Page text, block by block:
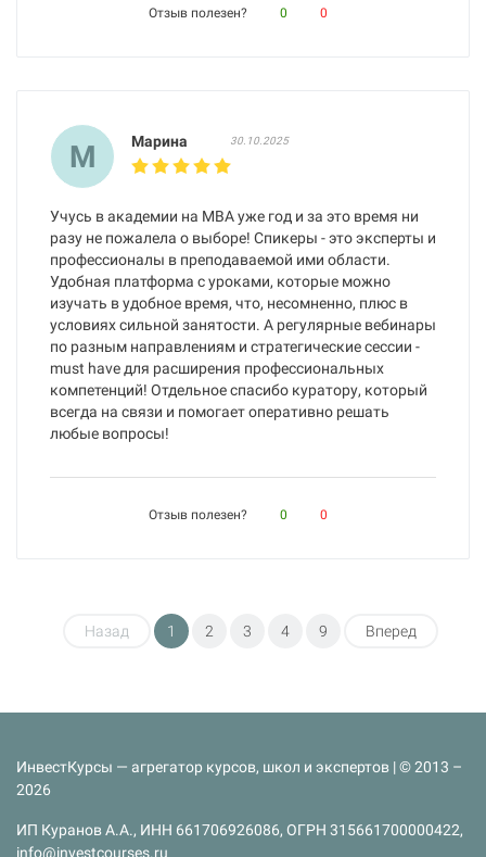
Отзыв полезен? 0 0
М Марина 30.10.2025
Учусь в академии на MBA уже год и за это время ни
разу не пожалела о выборе! Спикеры - это эксперты и
профессионалы в преподаваемой ими области.
Удобная платформа с уроками, которые можно
изучать в удобное время, что, несомненно, плюс в
условиях сильной занятости. А регулярные вебинары
по разным направлениям и стратегические сессии -
must have для расширения профессиональных
компетенций! Отдельное спасибо куратору, который
всегда на связи и помогает оперативно решать
любые вопросы!
Отзыв полезен? 0 0
Назад 1 2 3 4 9 Вперед
ИнвестКурсы — агрегатор курсов, школ и экспертов | © 2013 –
2026
ИП Куранов А.А., ИНН 661706926086, ОГРН 315661700000422,
info@investcourses.ru